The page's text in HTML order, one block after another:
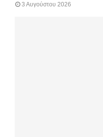
3 Αυγούστου 2026